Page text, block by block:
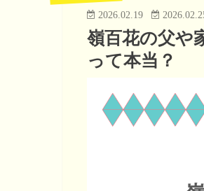
2026.02.19
嶺百花の父や
って本当？